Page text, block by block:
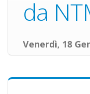
da
Venerdì, 18